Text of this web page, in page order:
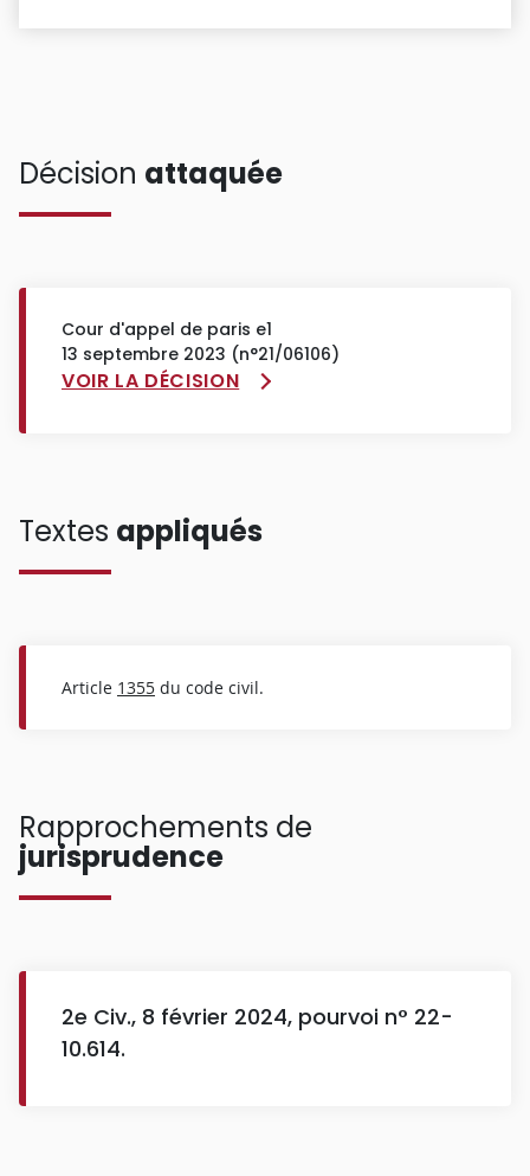
Décision attaquée
Cour d'appel de paris e1
13 septembre 2023 (n°21/06106)
VOIR LA DÉCISION
Textes appliqués
Article 1355 du code civil.
Rapprochements de
jurisprudence
2e Civ., 8 février 2024, pourvoi n° 22-
10.614.